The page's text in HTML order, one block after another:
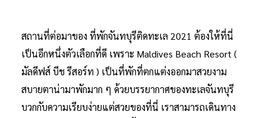
สถานที่ต่อมาของ ที่พักจันทบุรีติดทะเล 2021 ต้องให้ที่นี่
เป็นอีกหนึ่งตัวเลือกที่ดี เพราะ Maldives Beach Resort (
มัลดีฟส์ บีช รีสอร์ท ) เป็นที่พักที่ตกแต่งออกมาสวยงาม
สบายตาน่ามาพักมาก ๆ ด้วยบรรยากาศของทะเลจันทบุรี
บวกกับความเรียบง่ายแต่สวยของที่นี่ เราสามารถเดินทาง